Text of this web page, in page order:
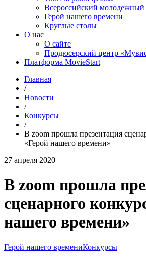
Всероссийский
Герой нашего времени
Круглые столы
О нас
О сайте
Продюсерский центр
Платформа MovieStart
Главная
/
Новости
/
Конкурсы
/
В zoom прошла презентация
«Герой нашего времени»
27 апреля 2020
В zoom прошла
сценарного
нашего времени»
Герой нашего времениКонкурсы